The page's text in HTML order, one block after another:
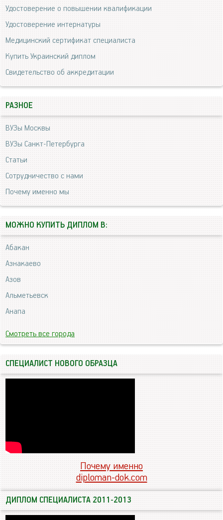
Удостоверение о повышении квалификации
Удостоверение интернатуры
Медицинский сертификат специалиста
Купить Украинский диплом
Свидетельство об аккредитации
РАЗНОЕ
ВУЗы Москвы
ВУЗы Санкт-Петербурга
Статьи
Сотрудничество с нами
Почему именно мы
МОЖНО КУПИТЬ ДИПЛОМ В:
Абакан
Азнакаево
Азов
Альметьевск
Анапа
Смотреть все города
СПЕЦИАЛИСТ НОВОГО ОБРАЗЦА
Почему именно
diploman-dok.com
ДИПЛОМ СПЕЦИАЛИСТА 2011-2013